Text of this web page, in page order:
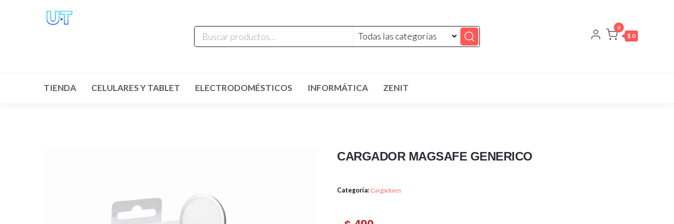
0
$ 0
TIENDA CELULARES Y TABLET ELECTRODOMÉSTICOS INFORMÁTICA ZENIT
CARGADOR MAGSAFE GENERICO
Categoría: Cargadores